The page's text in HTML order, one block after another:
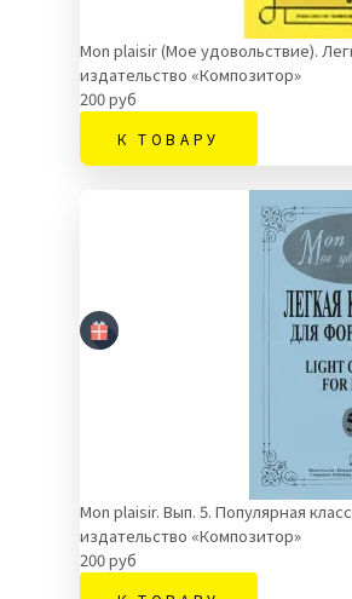
Mon plaisir (Мое удовольствие).
издательство «Композитор»
200 руб
К ТОВАРУ
Mon plaisir. Вып. 5. Популярная
издательство «Композитор»
200 руб